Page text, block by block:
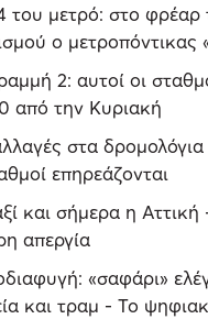
του μετρό: στο φρέαρ
ο μετροπόντικας
2: αυτοί οι
από την Κυριακή
στα δρομολόγια
επηρεάζονται
και σήμερα η
απεργία
«σαφάρι»
και τραμ - Το